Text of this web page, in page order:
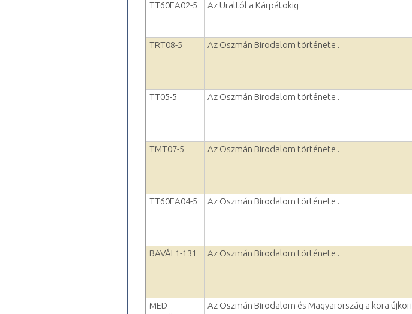
TT60EA02-5
Az Uraltól a Kárpátokig
TRT08-5
Az Oszmán Birodalom története .
TT05-5
Az Oszmán Birodalom története .
TMT07-5
Az Oszmán Birodalom története .
TT60EA04-5
Az Oszmán Birodalom története .
BAVÁL1-131
Az Oszmán Birodalom története .
MED-
Az Oszmán Birodalom és Magyarország a kora újkori